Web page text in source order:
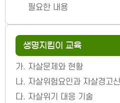
필요한 내용
생명지킴이 교육
가. 자살문제와 현황
나. 자살위험요인과 자살경고
다. 자살위기 대응 기술